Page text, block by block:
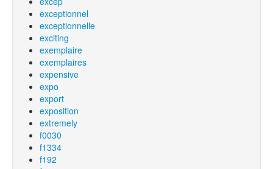
exceptionnel
exceptionnelle
exciting
exemplaire
exemplaires
expensive
expo
export
exposition
extremely
f0030
f1334
f192